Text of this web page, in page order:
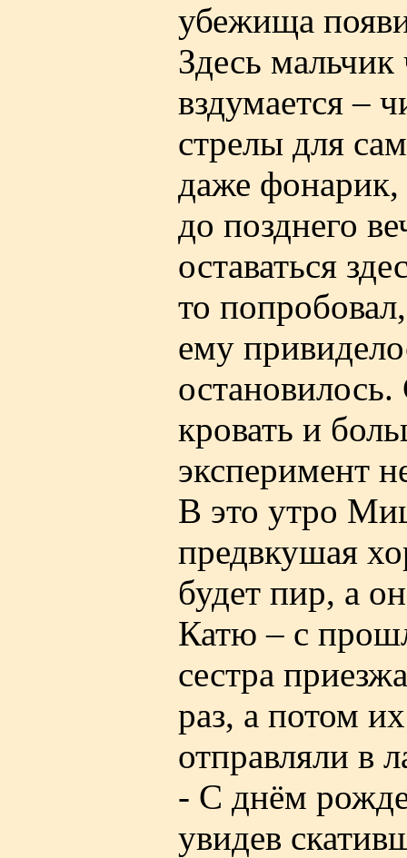
убежища
Здесь
вздумается –
стрелы для
даже
до позднего
оставаться
то
ему
кровать и
эксперимент
В это утро
предвкушая
будет пир, а
Катю – с
сестра
раз, а потом
отправляли в
- С днём
увидев